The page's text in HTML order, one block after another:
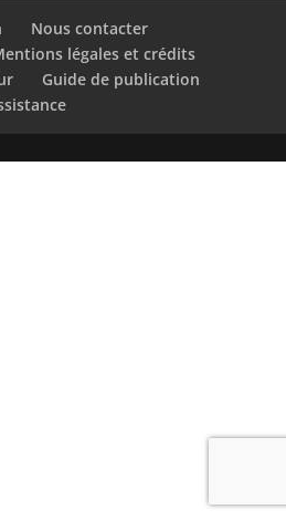
Nous contacter
légales et crédits
Guide de publication